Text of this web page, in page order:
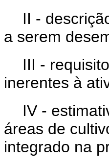
II -
a serem
III -
inerentes à
IV -
áreas de
integrado na